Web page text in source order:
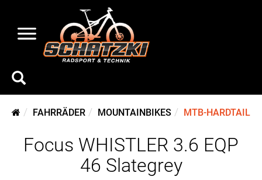
FAHRRÄDER MOUNTAINBIKES MTB-HARDTAIL
Focus WHISTLER 3.6 EQP
46 Slategrey